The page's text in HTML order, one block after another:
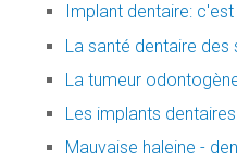
Implant dentaire:
La santé dentaire des
La tumeur
Les implants dentaires
Mauvaise haleine -